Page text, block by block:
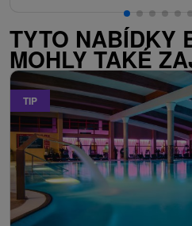
TYTO NABÍDKY
MOHLY TAKÉ
TIP